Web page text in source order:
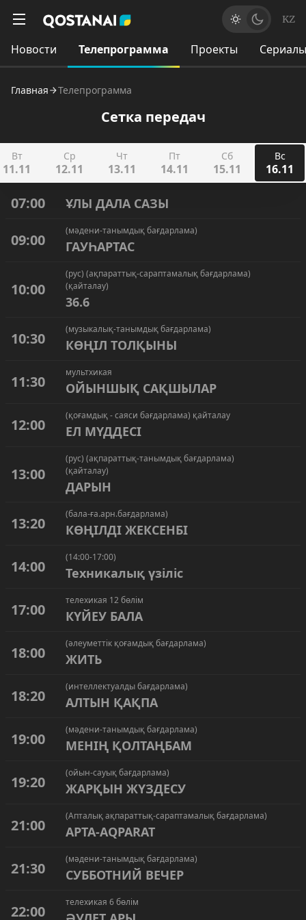
KZ
Новости Телепрограмма Проекты Сериалы
Главная Телепрограмма
Сетка передач
Вт
11.11
Ср
12.11
Чт
13.11
Пт
14.11
Сб
15.11
Вс
16.11
07:00 ҰЛЫ ДАЛА САЗЫ
09:00
(мәдени-танымдық бағдарлама)
ГАУҺАРТАС
10:00
(рус) (ақпараттық-сараптамалық бағдарлама)
(қайталау)
36.6
10:30
(музыкалық-танымдық бағдарлама)
КӨҢІЛ ТОЛҚЫНЫ
11:30
мультхикая
ОЙЫНШЫҚ САҚШЫЛАР
12:00
(қоғамдық - саяси бағдарлама) қайталау
ЕЛ МҮДДЕСІ
13:00
(рус) (ақпараттық-танымдық бағдарлама)
(қайталау)
ДАРЫН
13:20
(бала-ға.арн.бағдарлама)
КӨҢІЛДІ ЖЕКСЕНБІ
14:00
(14:00-17:00)
Техникалық үзіліс
17:00
телехикая 12 бөлім
КҮЙЕУ БАЛА
18:00
(әлеуметтік қоғамдық бағдарлама)
ЖИТЬ
18:20
(интеллектуалды бағдарлама)
АЛТЫН ҚАҚПА
19:00
(мәдени-танымдық бағдарлама)
МЕНІҢ ҚОЛТАҢБАМ
19:20
(ойын-сауық бағдарлама)
ЖАРҚЫН ЖҮЗДЕСУ
21:00
(Апталық ақпараттық-сараптамалық бағдарлама)
АPТА-АQPARAT
21:30
(мәдени-танымдық бағдарлама)
СУББОТНИЙ ВЕЧЕР
22:00
телехикая 6 бөлім